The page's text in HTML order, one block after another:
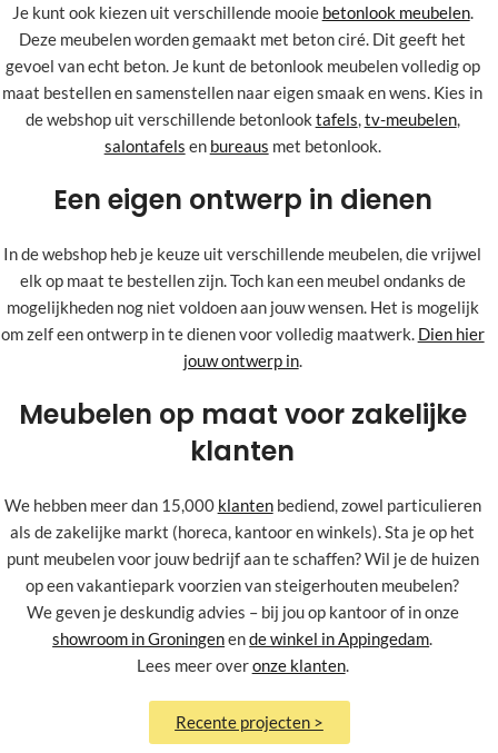
Je kunt ook kiezen uit verschillende mooie betonlook meubelen.
Deze meubelen worden gemaakt met beton ciré. Dit geeft het
gevoel van echt beton. Je kunt de betonlook meubelen volledig op
maat bestellen en samenstellen naar eigen smaak en wens. Kies in
de webshop uit verschillende betonlook tafels tv-meubelen,
salontafels en bureaus met betonlook.
Een eigen ontwerp in dienen
In de webshop heb je keuze uit verschillende meubelen, die vrijwel
elk op maat te bestellen zijn. Toch kan een meubel ondanks de
mogelijkheden nog niet voldoen aan jouw wensen. Het is mogelijk
om zelf een ontwerp in te dienen voor volledig maatwerk. Dien hier
jouw ontwerp in.
Meubelen op maat voor zakelijke
klanten
We hebben meer dan 15,000 klantenbediend, zowel particulieren
als de zakelijke markt (horeca, kantoor en winkels). Sta je op het
punt meubelen voor jouw bedrijf aan te schaffen? Wil je de huizen
op een vakantiepark voorzien van steigerhouten meubelen?
We geven je deskundig advies – bij jou op kantoor of in onze
showroom in Groningenende winkel in Appingedam
Lees meer overonze klanten.
Recente projecten >